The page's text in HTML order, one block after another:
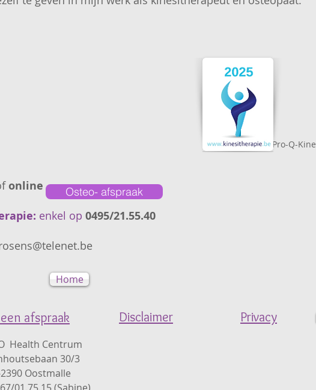
kwaliteitslabel Pro-Q-Kine
online
enkel op 0495/21.55.40
Osteo- afspraak
Home
afspraak
Health Centrum
30/3
Oostmalle
Disclaimer Privacy